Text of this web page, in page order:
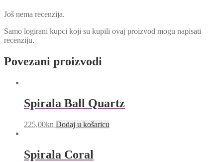
Još nema recenzija.
Samo logirani kupci koji su kupili ovaj proizvod mogu napisati
recenziju.
Povezani proizvodi
Spirala Ball Quartz
225,00kn Dodaj u košaricu
Spirala Coral